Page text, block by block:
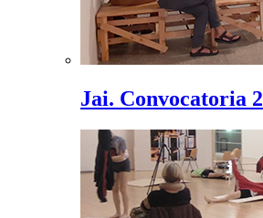
Jai. Convocatoria